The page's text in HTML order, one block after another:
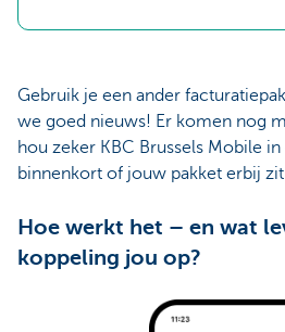
Gebruik je een ander
we goed nieuws! Er komen nog
hou zeker KBC Brussels Mobile
binnenkort of jouw pakket erbij
Hoe werkt het – en wat
koppeling jou op?